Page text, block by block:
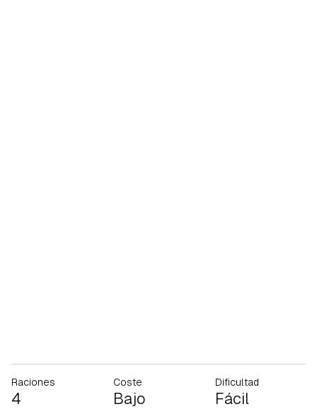
Raciones
4
Coste
Bajo
Dificultad
Fácil